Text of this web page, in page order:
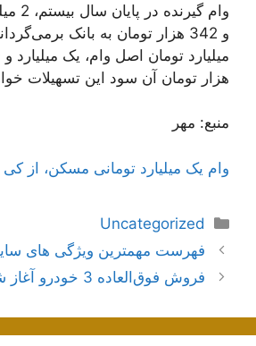
و 342 هزار تومان به بانک
هزار تومان آن سود این تسهیلات
منبع: مهر
وام یک میلیارد تومانی مسکن، از
دسته‌ها
Uncategorized
ناوبری
نوشته‌ها
فهرست مهمترین ویژگی های
فروش فوق‌العاده 3 خودرو آغاز شد